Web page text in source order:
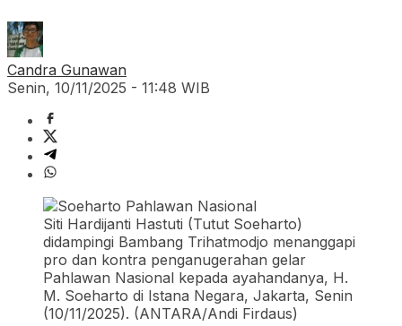
Candra Gunawan
Senin, 10/11/2025 - 11:48 WIB
Siti Hardijanti Hastuti (Tutut Soeharto)
didampingi Bambang Trihatmodjo menanggapi
pro dan kontra penganugerahan gelar
Pahlawan Nasional kepada ayahandanya, H.
M. Soeharto di Istana Negara, Jakarta, Senin
(10/11/2025). (ANTARA/Andi Firdaus)